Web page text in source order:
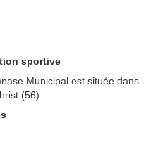
sportive
Municipal est située dans
(56)